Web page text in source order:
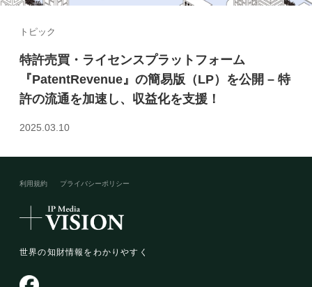
トピック
特許売買・ライセンスプラットフォーム
『PatentRevenue』の簡易版（LP）を公開 – 特
許の流通を加速し、収益化を支援！
2025.03.10
利用規約 プライバシーポリシー​
世界の知財情報をわかりやすく